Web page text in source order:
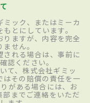
ック、またはミーカ
とにしています。
ますが、内容を完全
せん。
れる場合は、事前に
認ください。
て、株式会社ギミッ
はその賠償の責任を一
がある場合には、お
までご連絡をいただ